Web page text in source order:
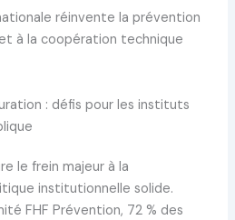
réinvente la prévention
à la coopération technique
: défis pour les instituts
le frein majeur à la
institutionnelle solide.
FHF Prévention, 72 % des